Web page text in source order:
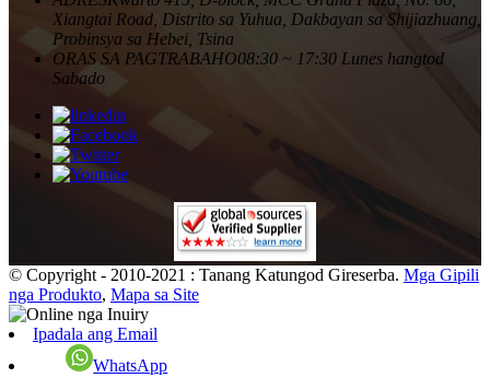
Xiangtai Road, Distrito sa Yuhua, Dakbayan sa Shijiazhuang,
Probinsya sa Hebei, Tsina
ORAS SA PAGTRABAHO08:30 ~ 17:30 Lunes hangtod
Sabado
© Copyright - 2010-2021 : Tanang Katungod Gireserba. Mga Gipili
nga Produkto, Mapa sa Site
Ipadala ang Email
WhatsApp